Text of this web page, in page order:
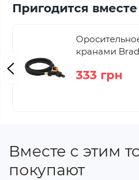
Пригодится
кранами
333 грн
Вместе с этим
покупают